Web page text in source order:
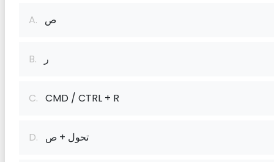
A. ص
B. ر
C. CMD / CTRL + R
D. تحول + ص